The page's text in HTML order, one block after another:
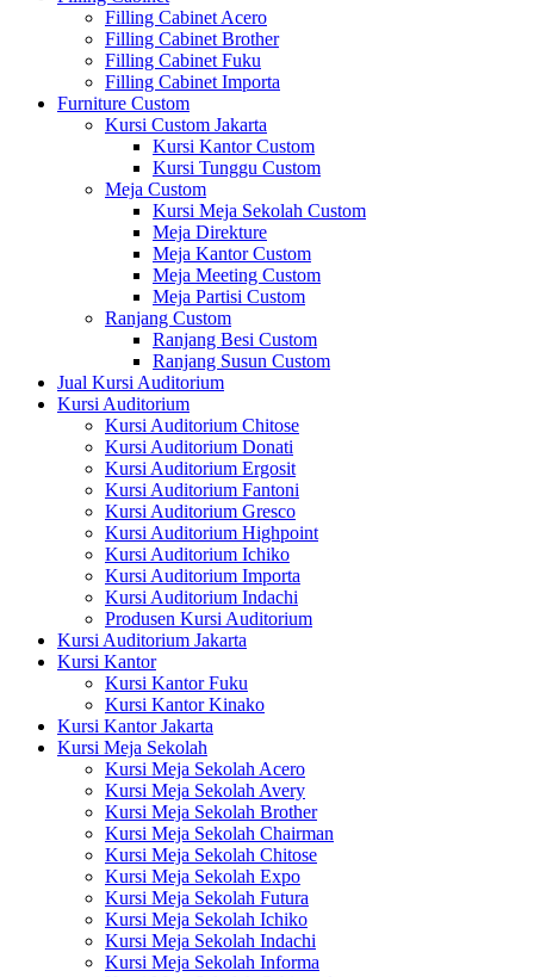
Filling Cabinet Acero
Filling Cabinet Brother
Filling Cabinet Fuku
Filling Cabinet Importa
Furniture Custom
Kursi Custom Jakarta
Kursi Kantor Custom
Kursi Tunggu Custom
Meja Custom
Kursi Meja Sekolah Custom
Meja Direkture
Meja Kantor Custom
Meja Meeting Custom
Meja Partisi Custom
Ranjang Custom
Ranjang Besi Custom
Ranjang Susun Custom
Jual Kursi Auditorium
Kursi Auditorium
Kursi Auditorium Chitose
Kursi Auditorium Donati
Kursi Auditorium Ergosit
Kursi Auditorium Fantoni
Kursi Auditorium Gresco
Kursi Auditorium Highpoint
Kursi Auditorium Ichiko
Kursi Auditorium Importa
Kursi Auditorium Indachi
Produsen Kursi Auditorium
Kursi Auditorium Jakarta
Kursi Kantor
Kursi Kantor Fuku
Kursi Kantor Kinako
Kursi Kantor Jakarta
Kursi Meja Sekolah
Kursi Meja Sekolah Acero
Kursi Meja Sekolah Avery
Kursi Meja Sekolah Brother
Kursi Meja Sekolah Chairman
Kursi Meja Sekolah Chitose
Kursi Meja Sekolah Expo
Kursi Meja Sekolah Futura
Kursi Meja Sekolah Ichiko
Kursi Meja Sekolah Indachi
Kursi Meja Sekolah Informa